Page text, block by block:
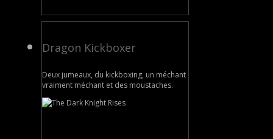
Dragon Kickboxer
Deux jumeaux, du kickboxing, un méchant
vraiment méchant et des moustaches.